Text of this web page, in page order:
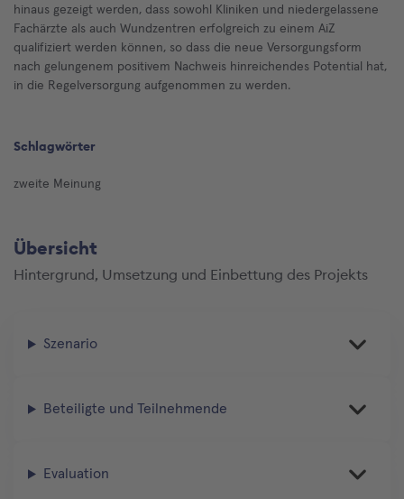
hinaus gezeigt werden, dass sowohl Kliniken und niedergelassene
Fachärzte als auch Wundzentren erfolgreich zu einem AiZ
qualifiziert werden können, so dass die neue Versorgungsform
nach gelungenem positivem Nachweis hinreichendes Potential hat,
in die Regelversorgung aufgenommen zu werden.
Schlagwörter
zweite Meinung
Übersicht
Hintergrund, Umsetzung und Einbettung des Projekts
Szenario
Beteiligte und Teilnehmende
Evaluation